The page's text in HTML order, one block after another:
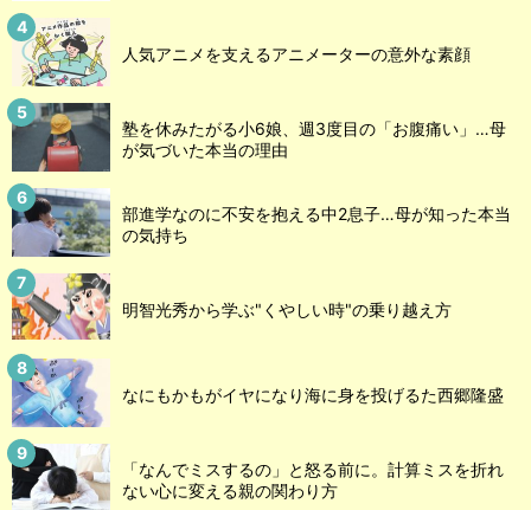
人気アニメを支えるアニメーターの意外な素顔
塾を休みたがる小6娘、週3度目の「お腹痛い」…母
が気づいた本当の理由
部進学なのに不安を抱える中2息子…母が知った本当
の気持ち
明智光秀から学ぶ"くやしい時"の乗り越え方
なにもかもがイヤになり海に身を投げるた西郷隆盛
「なんでミスするの」と怒る前に。計算ミスを折れ
ない心に変える親の関わり方